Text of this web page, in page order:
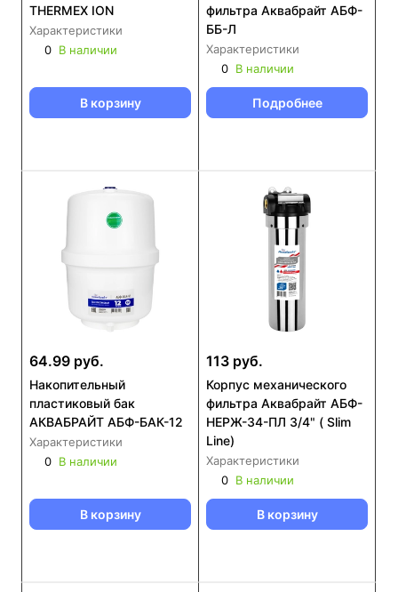
THERMEX ION
Характеристики
0 В наличии
В корзину
фильтра Аквабрайт АБФ-
ББ-Л
Характеристики
0 В наличии
Подробнее
64.99 руб.
Накопительный
пластиковый бак
АКВАБРАЙТ АБФ-БАК-12
Характеристики
0 В наличии
В корзину
113 руб.
Корпус механического
фильтра Аквабрайт АБФ-
НЕРЖ-34-ПЛ 3/4" ( Slim
Line)
Характеристики
0 В наличии
В корзину